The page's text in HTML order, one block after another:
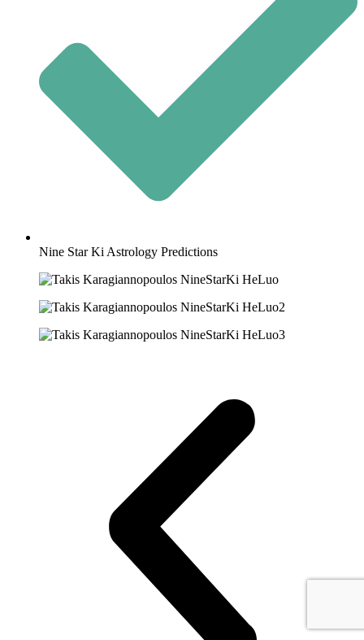
Nine Star Ki Astrology Predictions